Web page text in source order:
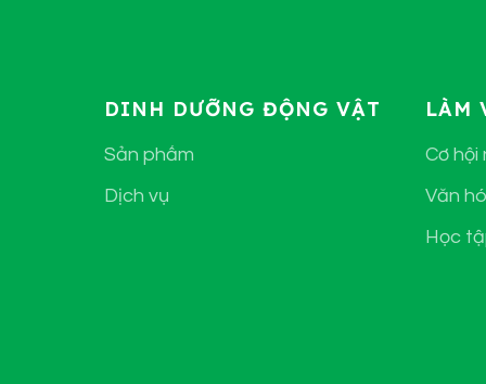
DINH DƯỠNG ĐỘNG VẬT
Sản phẩm
Dịch vụ
LÀM
Cơ hội
Văn
Học